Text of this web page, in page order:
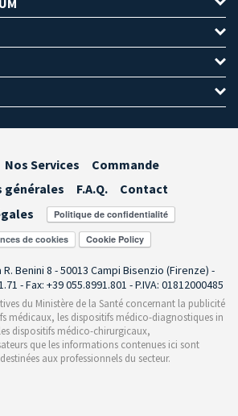
Nos Services
Commande
générales
F.A.Q.
Contact
de cookies
R. Benini 8 - 50013 Campi Bisenzio (Firenze) -
- Fax: +39 055.8991.801 - P.IVA: 01812000485
du Ministère de la Santé concernant la publicité
médicaux, les dispositifs médico-diagnostiques in
dispositifs médico-chirurgicaux,
que les informations contenues ici sont
aux professionnels du secteur.